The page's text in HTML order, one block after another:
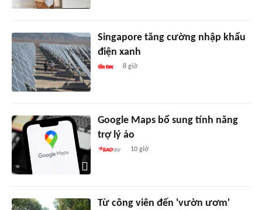
Singapore tăng cường nhập khẩu
điện xanh
8 giờ
Google Maps bổ sung tính năng
trợ lý ảo
10 giờ
Từ công viên đến 'vườn ươm'